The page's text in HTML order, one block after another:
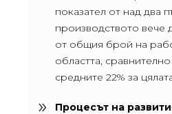
показател от над два
производството вече
от общия брой на
областта,
средните 22% за
Процесът на